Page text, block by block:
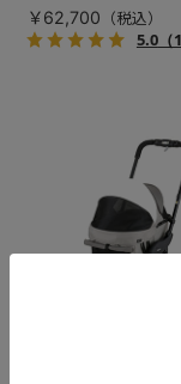
場！
￥62,700
5.0（1